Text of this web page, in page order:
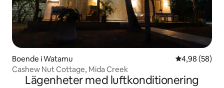
Boende i Watamu 4,98 av 5 i
4,98 (58)
Cashew Nut Cottage, Mida Creek
Lägenheter med luftkonditionering